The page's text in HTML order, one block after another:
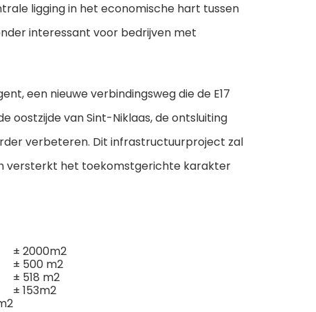
ligging in het economische hart tussen
interessant voor bedrijven met
een nieuwe verbindingsweg die de E17
oostzijde van Sint-Niklaas, de ontsluiting
verbeteren. Dit infrastructuurproject zal
versterkt het toekomstgerichte karakter
± 2000m2
± 500 m2
± 518 m2
± 153m2